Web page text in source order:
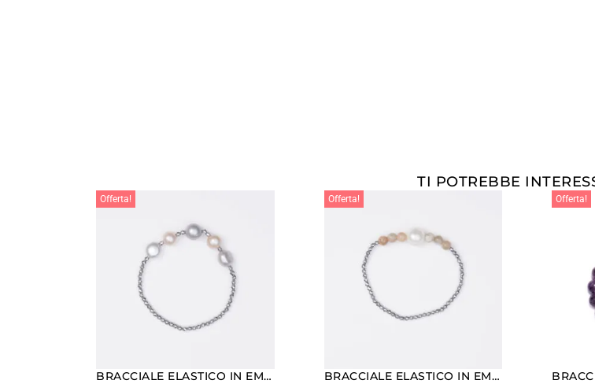
TI POTREBBE
Offerta!
BRACCIALE ELASTICO IN EMATITE E PERLE DI FIUME GRIGIE E ROSATE
Offerta!
BRACCIALE ELASTICO IN EMATITE, PIETRA DI LUNA E PERLE
Offerta!